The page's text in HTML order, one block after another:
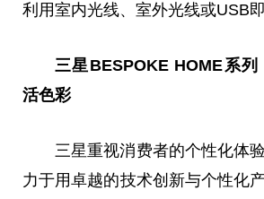
利用室内光线、室外光线或USB
三星BESPOKE HOME系列
活色彩
三星重视消费者的个性化体
力于用卓越的技术创新与个性化